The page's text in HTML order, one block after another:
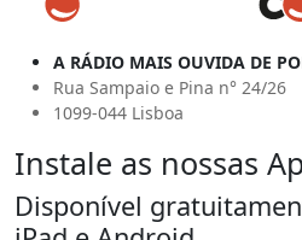
A RÁDIO MAIS OUVIDA DE
Rua Sampaio e Pina n° 24/26
1099-044 Lisboa
Instale as nossas
Disponível